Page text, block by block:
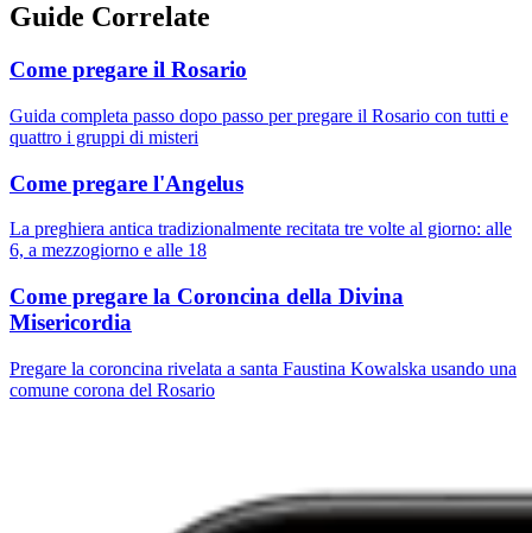
Guide Correlate
Come pregare il Rosario
Guida completa passo dopo passo per pregare il Rosario con tutti e
quattro i gruppi di misteri
Come pregare l'Angelus
La preghiera antica tradizionalmente recitata tre volte al giorno: alle
6, a mezzogiorno e alle 18
Come pregare la Coroncina della Divina
Misericordia
Pregare la coroncina rivelata a santa Faustina Kowalska usando una
comune corona del Rosario